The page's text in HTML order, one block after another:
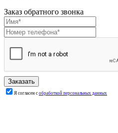
Заказ обратного звонка
Я согласен с обработкой персональных данных